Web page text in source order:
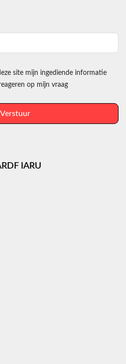
site mijn ingediende informatie
op mijn vraag
Verstuur
IARU